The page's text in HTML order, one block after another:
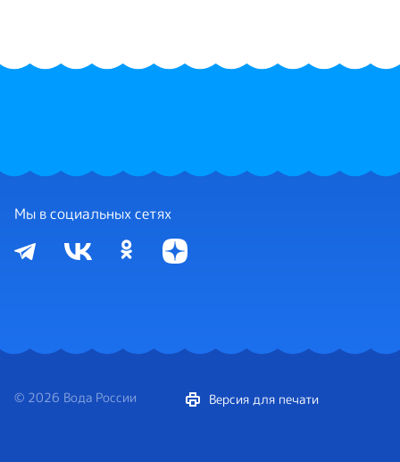
Мы в социальных сетях
© 2026 Вода России Версия для печати